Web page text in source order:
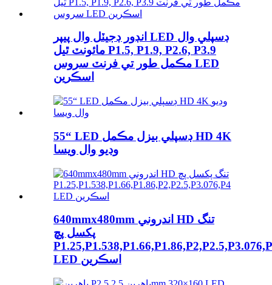
انڊور ڊجيٽل وال پيپر LED ڊسپلي وال
مائونٽ ٿيل P1.5, P1.9, P2.6, P3.9
مڪمل طور تي فرنٽ سروس LED
اسڪرين
55“ LED ڊسپلي بيزل مڪمل HD 4K
وڊيو وال ويسا
640mmx480mm اندروني HD تنگ
پکسل پچ
LED اسڪرين